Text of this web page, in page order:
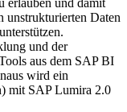
unstrukturierten Daten
und der
aus dem SAP BI
wird ein
mit SAP Lumira 2.0